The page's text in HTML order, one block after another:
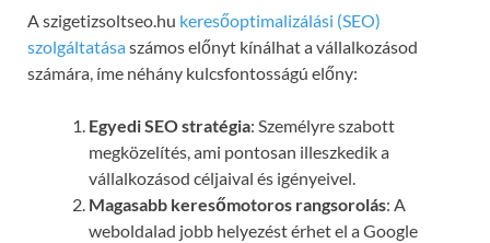
A szigetizsoltseo.hu keresőoptimalizálási (SEO)
szolgáltatásaszámos előnyt kínálhat a vállalkozásod
számára, íme néhány kulcsfontosságú előny:
Egyedi SEO stratégia: Személyre szabott
megközelítés, ami pontosan illeszkedik a
vállalkozásod céljaival és igényeivel.
Magasabb keresőmotoros rangsorolás: A
weboldalad jobb helyezést érhet el a Google